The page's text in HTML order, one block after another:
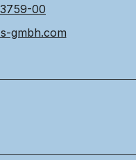
00
gmbh.com